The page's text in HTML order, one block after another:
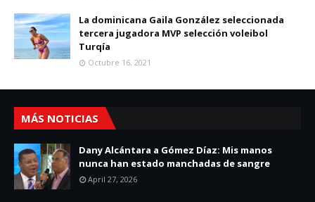
La dominicana Gaila González seleccionada
tercera jugadora MVP selección voleibol
Turqía
Octubre 16, 2021
MÁS NOTICIAS
Dany Alcántara a Gómez Díaz: Mis manos
nunca han estado manchadas de sangre
April 27, 2026